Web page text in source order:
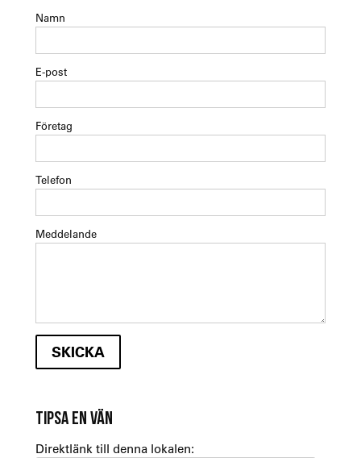
Namn
E-post
Företag
Telefon
Meddelande
TIPSA EN VÄN
Direktlänk till denna lokalen: